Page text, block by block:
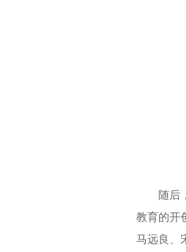
随后
教育的开
马远良、